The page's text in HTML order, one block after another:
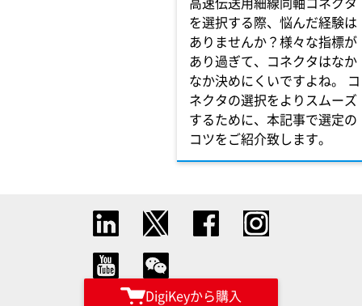
を選択する際、悩んだ経験は
ありませんか？様々な指標が
あり過ぎて、コネクタはなか
なか決めにくいですよね。 コ
ネクタの選択をよりスムーズ
するために、本記事で選定の
コツをご紹介致します。
DigiKeyから購入